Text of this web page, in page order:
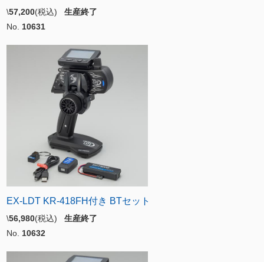
\57,200(税込) 生産終了
No. 10631
EX-LDT KR-418FH付き BTセット
\56,980(税込) 生産終了
No. 10632